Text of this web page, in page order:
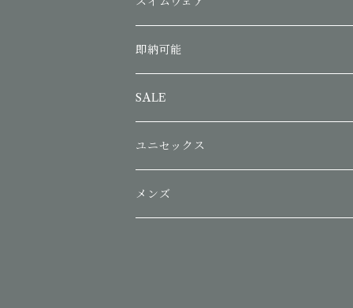
即納可能
SALE
ユニセックス
メンズ